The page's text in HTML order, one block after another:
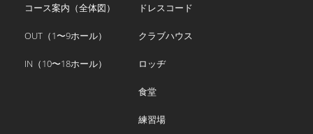
コース案内（全体図）
OUT（1〜9ホール）
IN（10〜18ホール）
ドレスコード
クラブハウス
ロッヂ
食堂
練習場